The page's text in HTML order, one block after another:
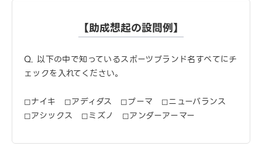
【助成想起の設問例】
Q. 以下の中で知っているスポーツブランド名すべてにチ
ェックを入れてください。
◻︎ナイキ ◻︎アディダス ◻︎プーマ ◻︎ニューバランス
◻︎アシックス ◻︎ミズノ ◻︎アンダーアーマー